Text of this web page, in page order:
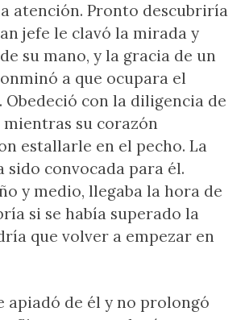
atención. Pronto descubriría
jefe le clavó la mirada y
su mano, y la gracia de un
a que ocupara el
Obedeció con la diligencia de
su corazón
estallarle en el pecho. La
sido convocada para él.
y medio, llegaba la hora de
si se había superado la
que volver a empezar en
apiadó de él y no prolongó